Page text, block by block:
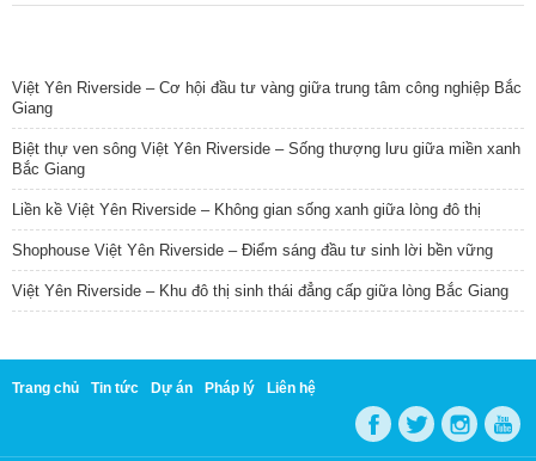
Việt Yên Riverside – Cơ hội đầu tư vàng giữa trung tâm công nghiệp Bắc
Giang
Biệt thự ven sông Việt Yên Riverside – Sống thượng lưu giữa miền xanh
Bắc Giang
Liền kề Việt Yên Riverside – Không gian sống xanh giữa lòng đô thị
Shophouse Việt Yên Riverside – Điểm sáng đầu tư sinh lời bền vững
Việt Yên Riverside – Khu đô thị sinh thái đẳng cấp giữa lòng Bắc Giang
Trang chủ Tin tức Dự án Pháp lý Liên hệ